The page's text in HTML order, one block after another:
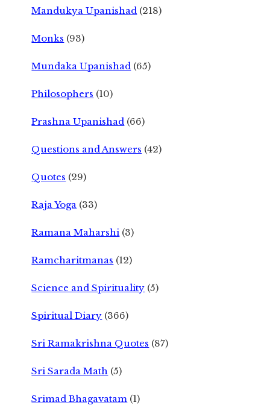
Mandukya Upanishad (218)
Monks (93)
Mundaka Upanishad (65)
Philosophers (10)
Prashna Upanishad (66)
Questions and Answers (42)
Quotes (29)
Raja Yoga (33)
Ramana Maharshi (3)
Ramcharitmanas (12)
Science and Spirituality (5)
Spiritual Diary (366)
Sri Ramakrishna Quotes (87)
Sri Sarada Math (5)
Srimad Bhagavatam (1)